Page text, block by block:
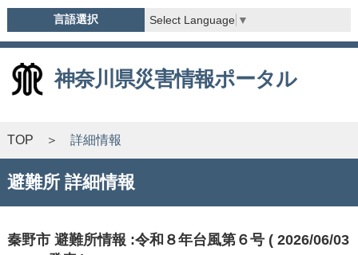
言語選択 Select Language ▼
神奈川県災害情報ポータル
TOP 詳細情報
避難所 詳細情報
秦野市 避難所情報 :令和８年台風第６号 ( 2026/06/03